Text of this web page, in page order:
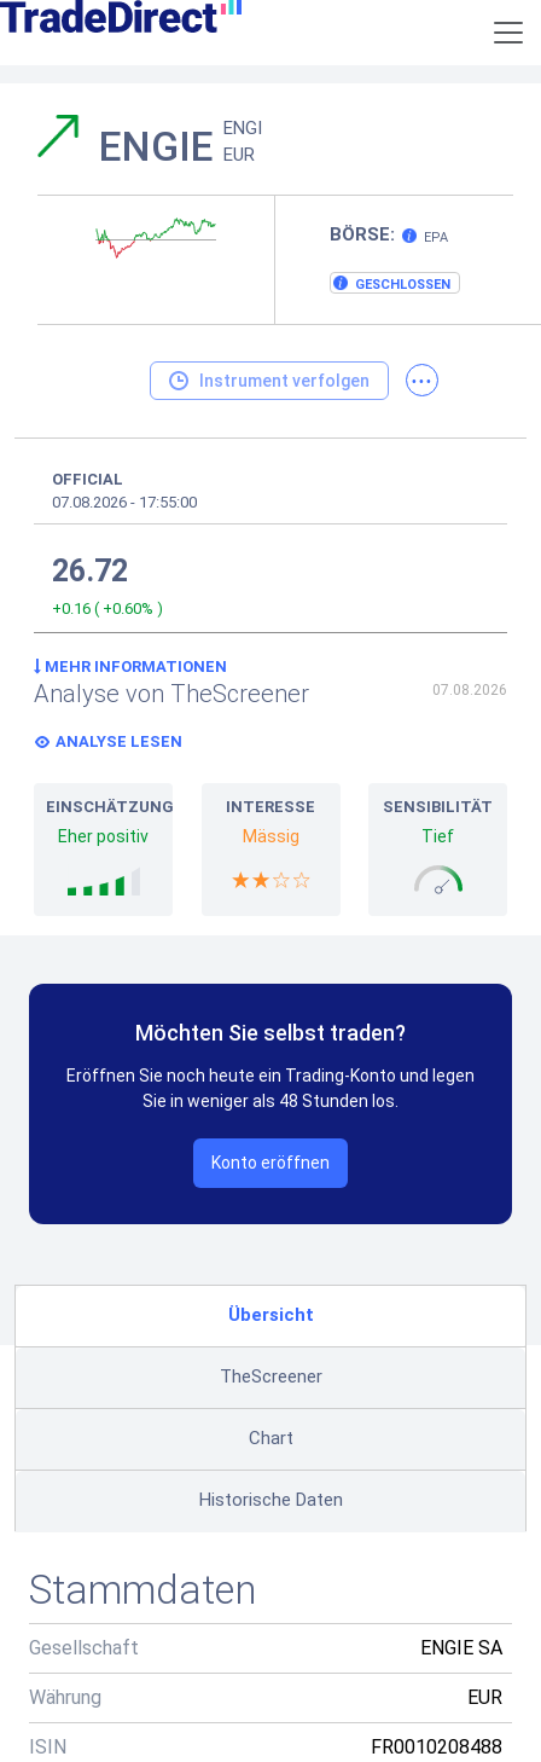
ENGIE ENGI
EUR
BÖRSE: EPA
GESCHLOSSEN
Instrument verfolgen ...
OFFICIAL
07.08.2026 - 17:55:00
26.72
+0.16 ( +0.60% )
MEHR INFORMATIONEN
Analyse von TheScreener 07.08.2026
ANALYSE LESEN
EINSCHÄTZUNG
Eher positiv
INTERESSE
Mässig
SENSIBILITÄT
Tief
Möchten Sie selbst traden?
Eröffnen Sie noch heute ein Trading-Konto und legen
Sie in weniger als 48 Stunden los.
Konto eröffnen
Übersicht
TheScreener
Chart
Historische Daten
Stammdaten
Gesellschaft ENGIE SA
Währung EUR
ISIN FR0010208488